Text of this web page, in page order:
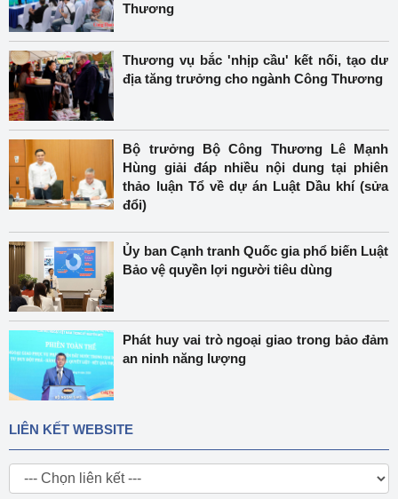
Thương
Thương vụ bắc 'nhịp cầu' kết nối, tạo dư
địa tăng trưởng cho ngành Công Thương
Bộ trưởng Bộ Công Thương Lê Mạnh
Hùng giải đáp nhiều nội dung tại phiên
thảo luận Tổ về dự án Luật Dầu khí (sửa
đổi)
Ủy ban Cạnh tranh Quốc gia phổ biến Luật
Bảo vệ quyền lợi người tiêu dùng
Phát huy vai trò ngoại giao trong bảo đảm
an ninh năng lượng
LIÊN KẾT WEBSITE